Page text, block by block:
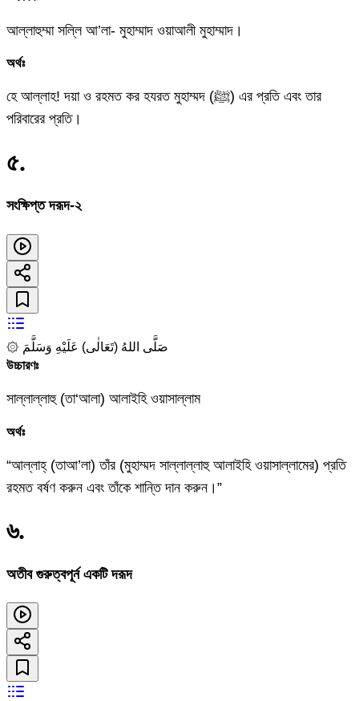
আল্লাহুম্মা সল্লি আ’লা- মুহাম্মাদ ওয়াআলী মুহাম্মাদ।
অর্থঃ
হে আল্লাহ! দয়া ও রহমত কর হযরত মুহাম্মদ (ﷺ) এর প্রতি এবং তার
পরিবারের প্রতি।
৫.
সংক্ষিপ্ত দরূদ-২
۞ صَلَّى اللهُ (تَعَالٰى) عَلَيْهِ وَسَلَّمَ
উচ্চারণঃ
সাল্লাল্লাহু (তা‘আলা) আলাইহি ওয়াসাল্লাম
অর্থঃ
“আল্লাহ্‌ (তাআ’লা) তাঁর (মুহাম্মদ সাল্লাল্লাহু আলাইহি ওয়াসাল্লামের) প্রতি
রহমত বর্ষণ করুন এবং তাঁকে শান্তি দান করুন।”
৬.
অতীব গুরুত্বপূর্ন একটি দরূদ